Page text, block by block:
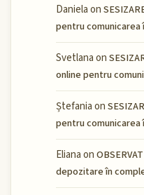
Danielaon
pentru
Svetlanaon
online pentru
Ștefaniaon
pentru
Elianaon
depozitare în